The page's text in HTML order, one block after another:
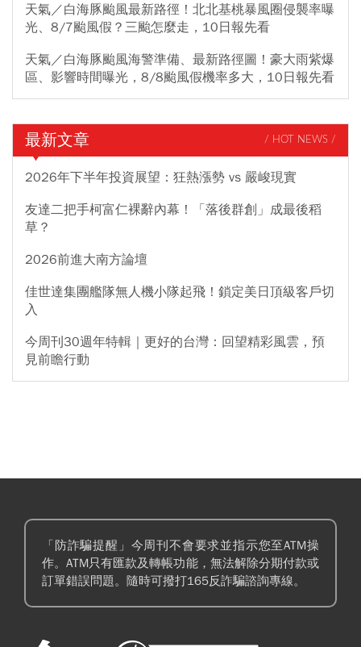
天氣／白海豚颱風最新路徑！北北基桃暴風圈侵襲率曝
光、8/7颱風假？三颱怎麼走，10日報先看
天氣／白海豚颱風海警準備、最新路徑圖！豪大雨紫爆
區、影響時間曝光，8/8颱風假機率多大，10日報先看
最新文章 / HOT NEWS /
2026年下半年投資展望：狂熱漲勢 vs 嚴峻現實
友達二把手柯富仁裸辭內幕！「落後群創」成最後稻
草？
2026前進大南方論壇
佳世達集團艦隊無人機小隊起飛！鎖定美日頂級客戶切
入
今周刊30週年特輯｜更好的台灣：回望精彩風雲，預
見前瞻行動
「防詐騙提醒」今周刊不會要求並指示您至ATM操
作。ATM只有匯款及轉帳功能，無法解除分期付款或
訂單錯誤問題。隨時可撥打165反詐騙諮詢專線。